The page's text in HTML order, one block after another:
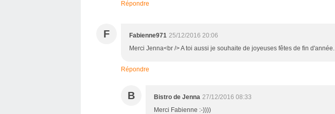
Répondre
F Fabienne971 25/12/2016 20:06
Merci Jenna<br /> A toi aussi je souhaite de joyeuses fêtes de fin d'année.
Répondre
B Bistro de Jenna 27/12/2016 08:33
Merci Fabienne :-))))